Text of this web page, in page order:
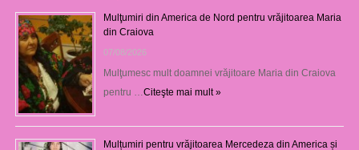
Mulţumiri din America de Nord pentru vrăjitoarea Maria
din Craiova
07/08/2026
Mulţumesc mult doamnei vrăjitoare Maria din Craiova
pentru …Citeşte mai mult »
Mulțumiri pentru vrăjitoarea Mercedeza din America și